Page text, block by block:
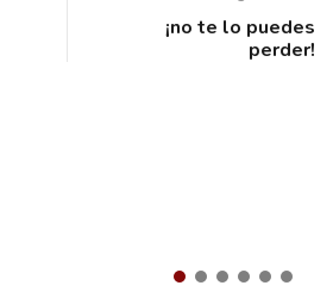
¡no te lo puedes
perder!